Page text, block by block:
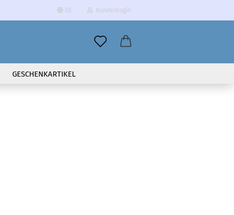
DE Kundenlogin
GESCHENKARTIKEL